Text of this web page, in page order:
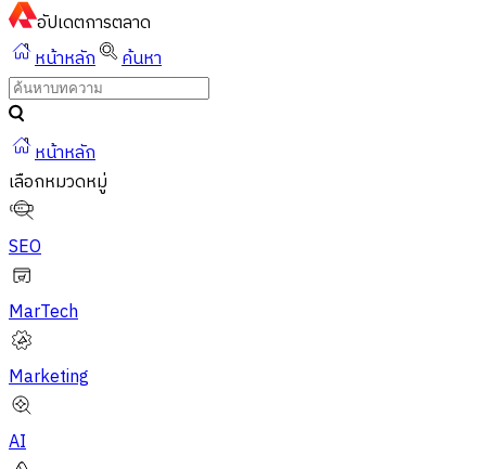
อัปเดตการตลาด
หน้าหลัก
ค้นหา
หน้าหลัก
เลือกหมวดหมู่
SEO
MarTech
Marketing
AI